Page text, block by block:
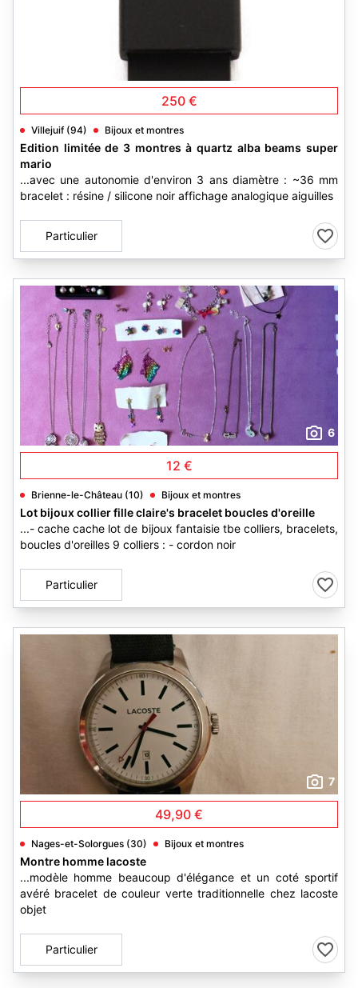
250 €
Villejuif (94) Bijoux et montres
Edition limitée de 3 montres à quartz alba beams super
mario
...avec une autonomie d'environ 3 ans diamètre : ~36 mm
bracelet : résine / silicone noir affichage analogique aiguilles
Particulier
6
12 €
Brienne-le-Château (10) Bijoux et montres
Lot bijoux collier fille claire's bracelet boucles d'oreille
...- cache cache lot de bijoux fantaisie tbe colliers, bracelets,
boucles d'oreilles 9 colliers : - cordon noir
Particulier
7
49,90 €
Nages-et-Solorgues (30) Bijoux et montres
Montre homme lacoste
...modèle homme beaucoup d'élégance et un coté sportif
avéré bracelet de couleur verte traditionnelle chez lacoste
objet
Particulier